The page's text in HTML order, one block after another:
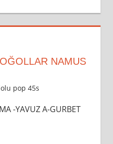
NAMUS
pop 45s
-YAVUZ A-GURBET